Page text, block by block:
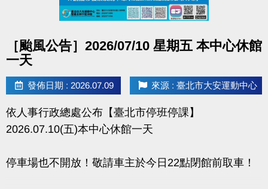
［颱風公告］2026/07/10 星期五 本中心休館
一天
發佈日期 : 2026.07.09 來源 : 臺北市大安運動中心
依人事行政總處公布【臺北市停班停課】
2026.07.10(五)本中心休館一天
停車場也不開放！敬請車主於今日22點閉館前取車！